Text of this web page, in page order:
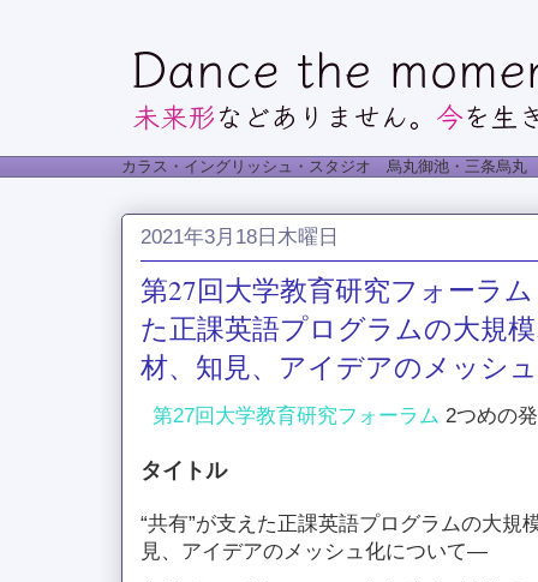
カラス・イングリッシュ・スタジオ 烏丸御池・三条烏
2021年3月18日木曜日
第27回大学教育研究フォーラ
た正課英語プログラムの大規
材、知見、アイデアのメッシ
第27回大学教育研究フォーラム 2つめの
タイトル
“共有”が支えた正課英語プログラムの大
見、アイデアのメッシュ化について―